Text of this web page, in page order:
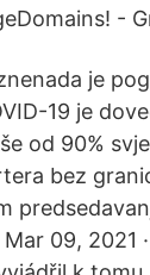
-
je
19 je
od 90%
bez
09, 2021